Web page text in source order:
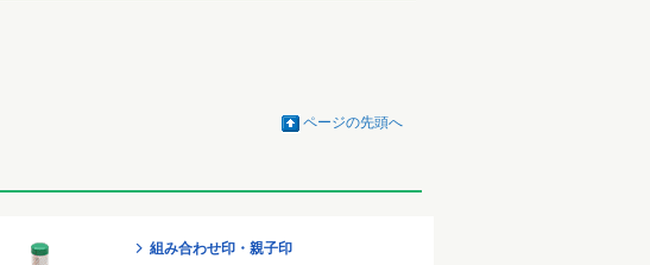
ページの先頭へ
組み合わせ印・親子印